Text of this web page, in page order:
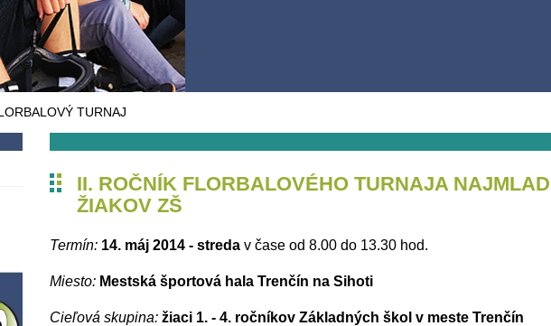
TURNAJ
II. ROČNÍK FLORBALOVÉHO TURNAJA
ŽIAKOV ZŠ
Termín: 14. máj 2014 - streda v čase od 8.00 do 13.30 hod.
Miesto: Mestská športová hala Trenčín na Sihoti
Cieľová skupina: žiaci 1. - 4. ročníkov Základných škol v meste Trenčín